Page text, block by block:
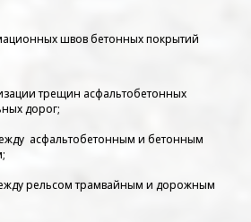
швов бетонных покрытий
трещин асфальтобетонных
дорог;
асфальтобетонным и бетонным
рельсом трамвайным и дорожным